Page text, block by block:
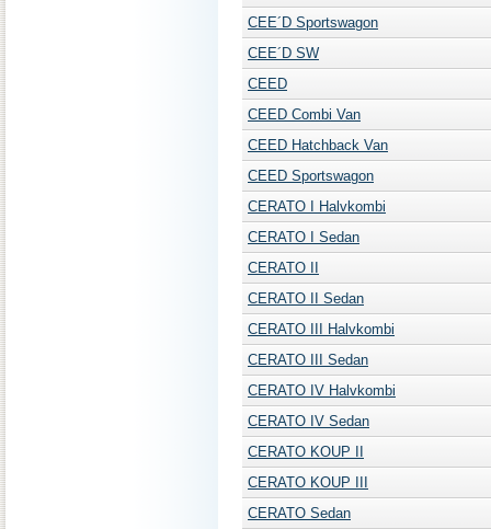
CEE´D Sportswagon
CEE´D SW
CEED
CEED Combi Van
CEED Hatchback Van
CEED Sportswagon
CERATO I Halvkombi
CERATO I Sedan
CERATO II
CERATO II Sedan
CERATO III Halvkombi
CERATO III Sedan
CERATO IV Halvkombi
CERATO IV Sedan
CERATO KOUP II
CERATO KOUP III
CERATO Sedan